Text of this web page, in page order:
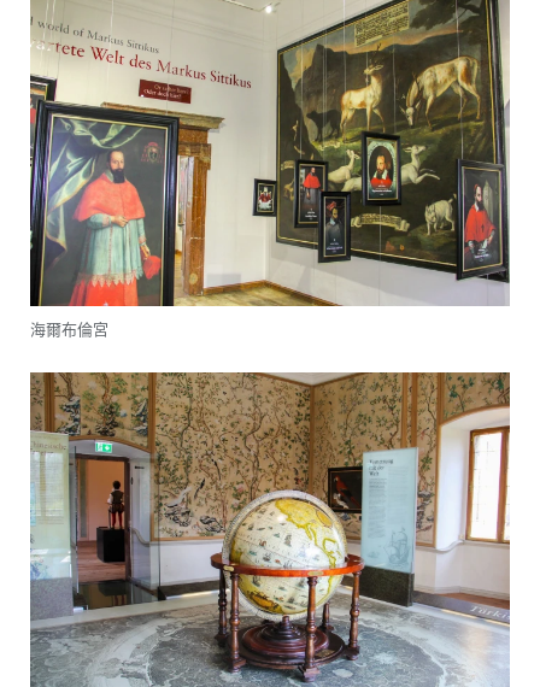
海爾布倫宮